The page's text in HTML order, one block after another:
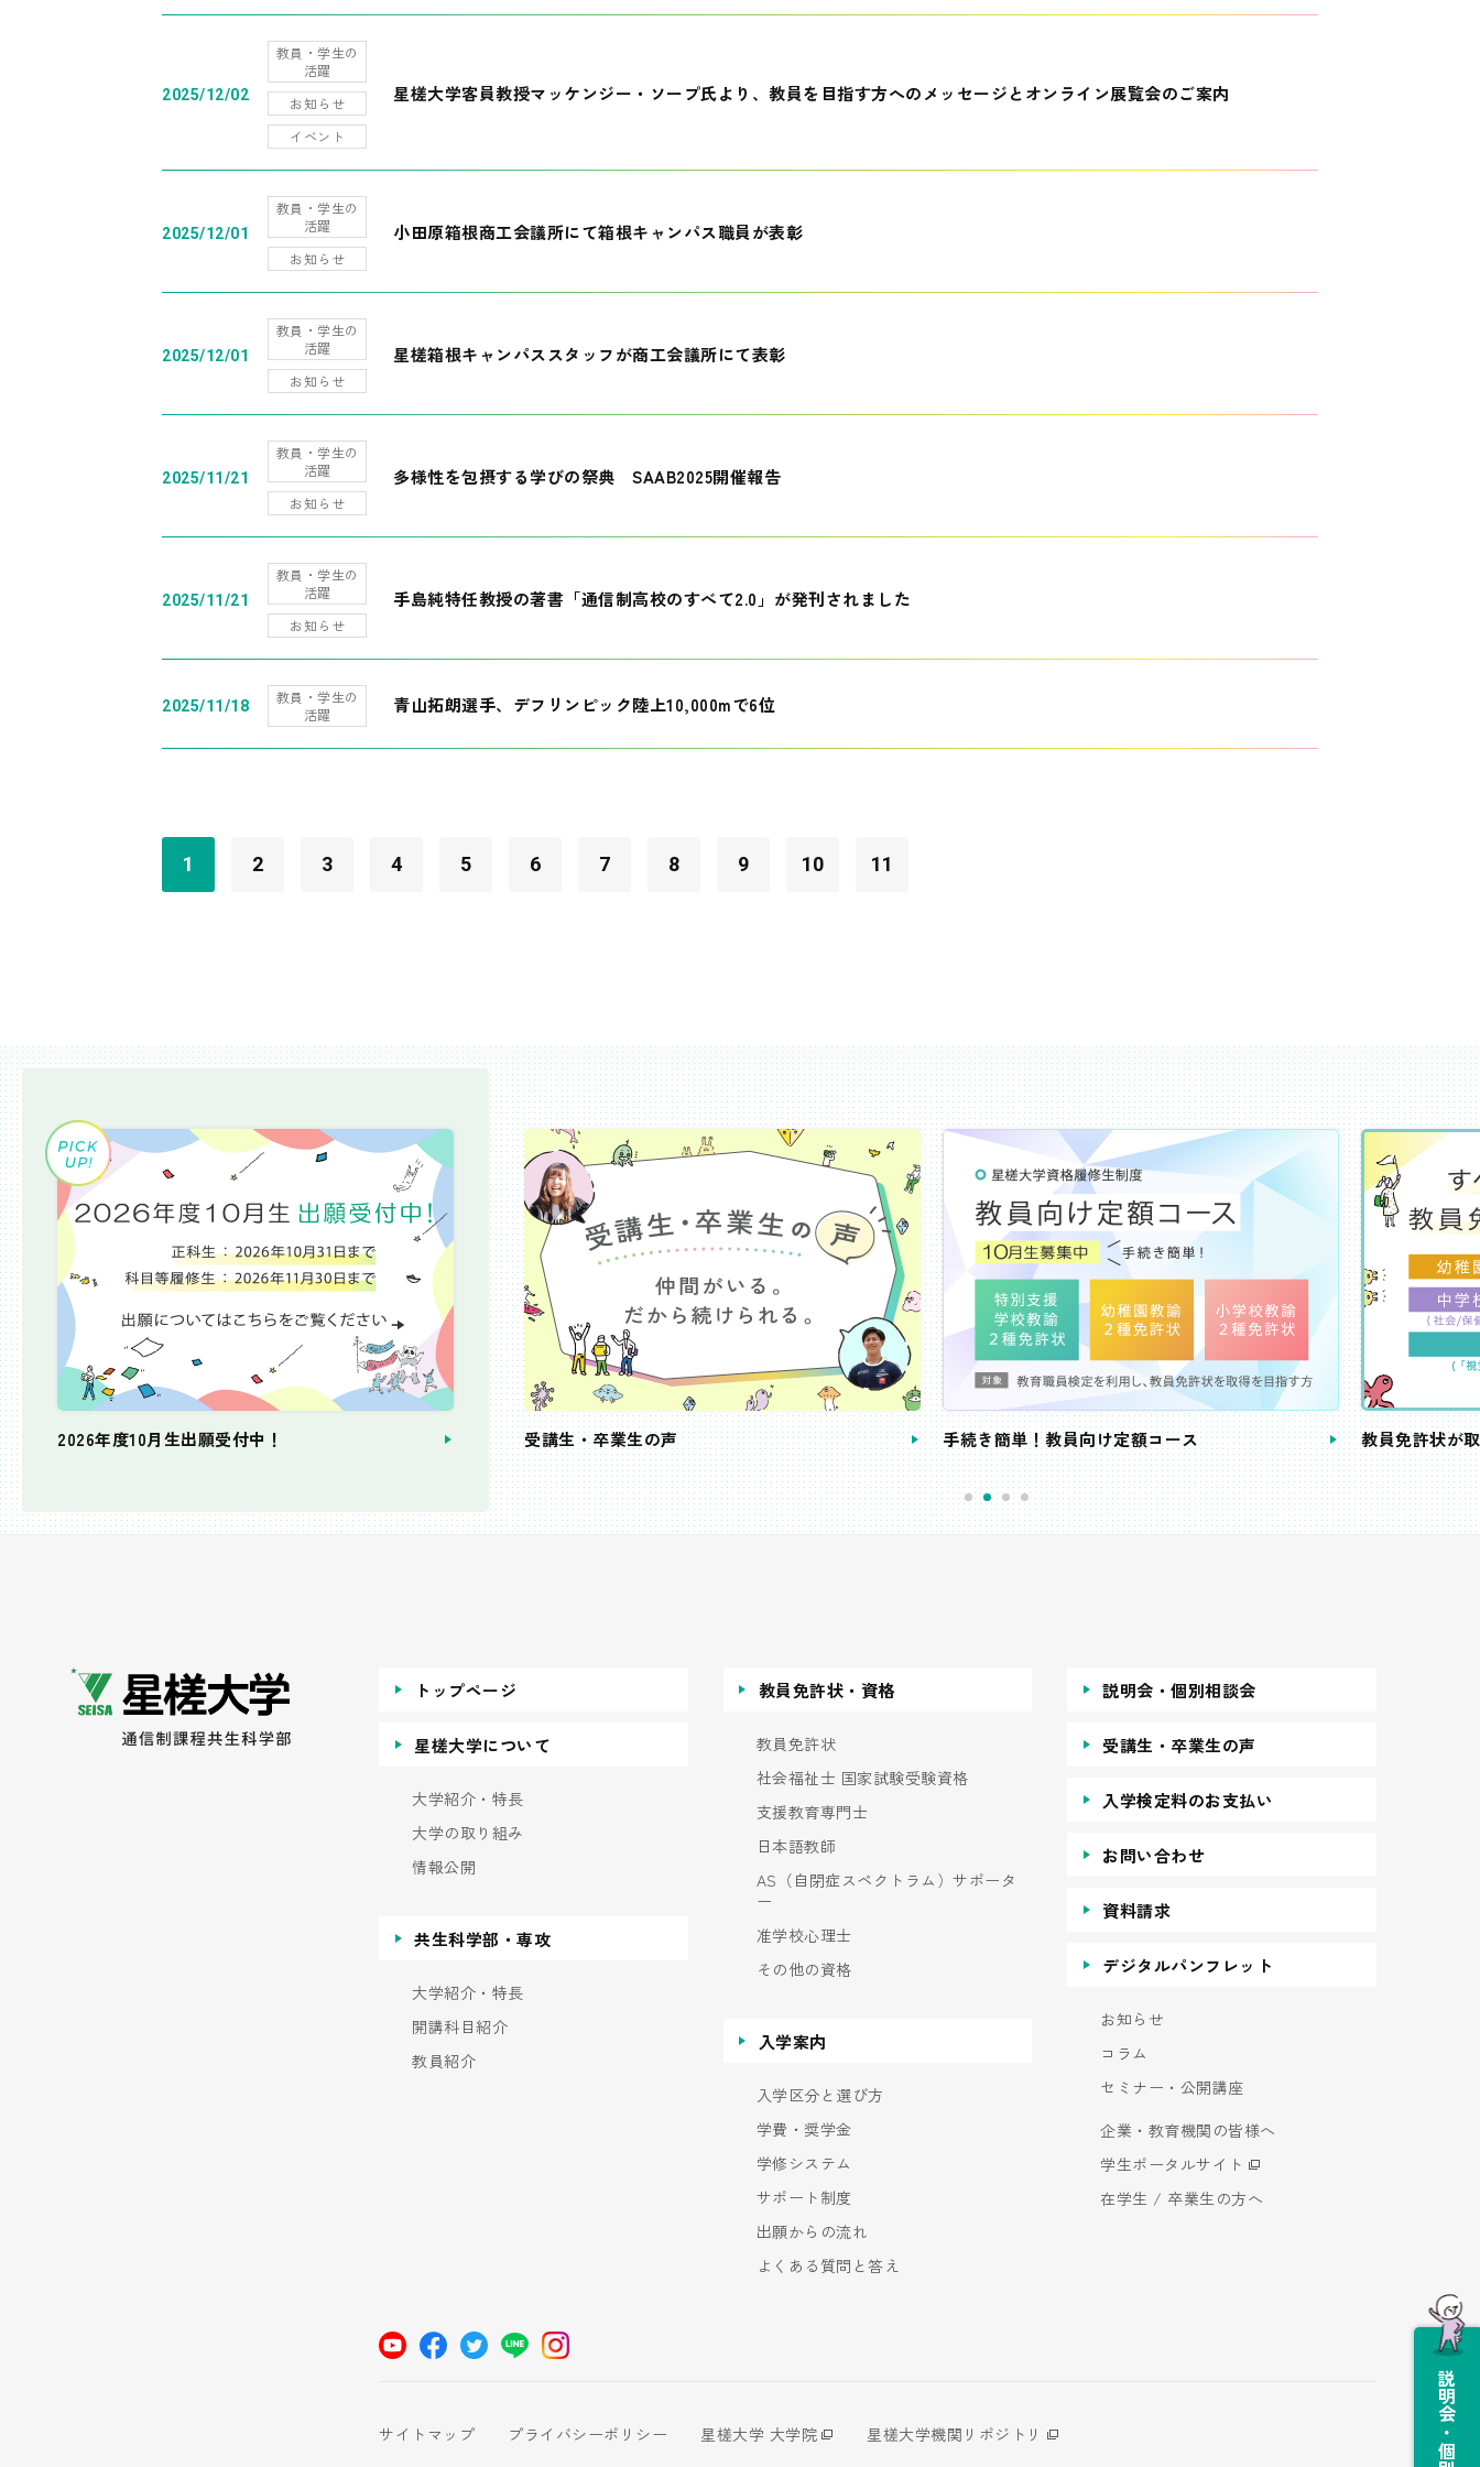
2025/12/02
教員・学生の
活躍
お知らせ
イベント
星槎大学客員教授マッケンジー・ソープ氏より、教員を目指す方へのメッセージとオンライン展覧会のご案内
2025/12/01
教員・学生の
活躍
お知らせ
小田原箱根商工会議所にて箱根キャンパス職員が表彰
2025/12/01
教員・学生の
活躍
お知らせ
星槎箱根キャンパススタッフが商工会議所にて表彰
2025/11/21
教員・学生の
活躍
お知らせ
多様性を包摂する学びの祭典 SAAB2025開催報告
2025/11/21
教員・学生の
活躍
お知らせ
手島純特任教授の著書「通信制高校のすべて2.0」が発刊されました
2025/11/18
教員・学生の
活躍
青山拓朗選手、デフリンピック陸上10,000mで6位
1 2 3 4 5 6 7 8 9 10 11
2026年度10月生出願受付中！
個別相談会 受講生・卒業生の声 手続き簡単！教員向け定額コース 教員免許状が
トップページ
星槎大学について
大学紹介・特長
大学の取り組み
情報公開
共生科学部・専攻
大学紹介・特長
開講科目紹介
教員紹介
教員免許状・資格
教員免許状
社会福祉士 国家試験受験資格
支援教育専門士
日本語教師
AS（自閉症スペクトラム）サポータ
ー
准学校心理士
その他の資格
入学案内
入学区分と選び方
学費・奨学金
学修システム
サポート制度
出願からの流れ
よくある質問と答え
説明会・個別相談会
受講生・卒業生の声
入学検定料のお支払い
お問い合わせ
資料請求
デジタルパンフレット
お知らせ
コラム
セミナー・公開講座
企業・教育機関の皆様へ
学生ポータルサイト
在学生 / 卒業生の方へ
サイトマップ プライバシーポリシー 星槎大学 大学院
星槎大学機関リポジトリ